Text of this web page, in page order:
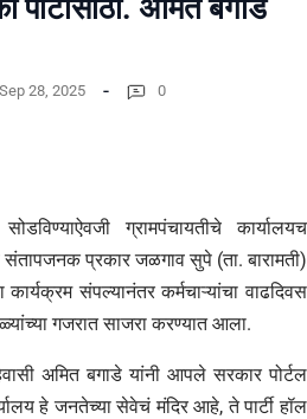
पार्टीसाठी. अमित बगाडे
Sep 28, 2025 0
ग्रामपंचायतीचे कार्यालयच
प्रकार जळगाव सुपे (ता. बारामती)
संपल्यानंतर कर्मचाऱ्यांचा वाढदिवस
गजरात साजरा करण्यात आला.
अमित बगाडे यांनी आपले सरकार पोर्टल
हे जनतेच्या सेवेचं मंदिर आहे, ते पार्टी हॉल